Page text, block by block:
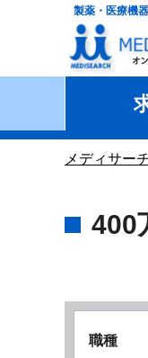
製薬・医療機
メディサー
400
職種